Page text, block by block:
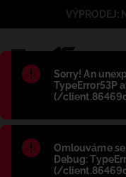
Błąd:
Sorry! An
TypeError53P
(/
Błąd:
Omlouváme
Debug:
(/